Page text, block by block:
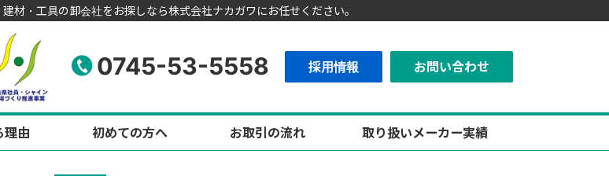
材・工具の卸会社をお探しなら株式会社ナカガワにお任せください。
0745-53-5558 採用情報 お問い合わせ
理由 初めての方へ お取引の流れ 取り扱いメーカー実績